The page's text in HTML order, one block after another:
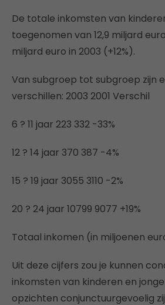
De totale inkomsten van
toegenomen van 12,9 miljard
miljard euro in 2003 (+12%).
Van subgroep tot subgroep zijn
verschillen: 2003 2001 Verschil
6 ? 11 jaar 223 332 -33%
12 ? 14 jaar 370 387 -4%
15 ? 19 jaar 3055 3110 -2%
20 ? 24 jaar 10799 9077 +19%
Totaal inkomen (in miljoenen
Uit deze cijfers zou je kunnen
inkomsten van kinderen en
opzichten conjunctuurgevoelig